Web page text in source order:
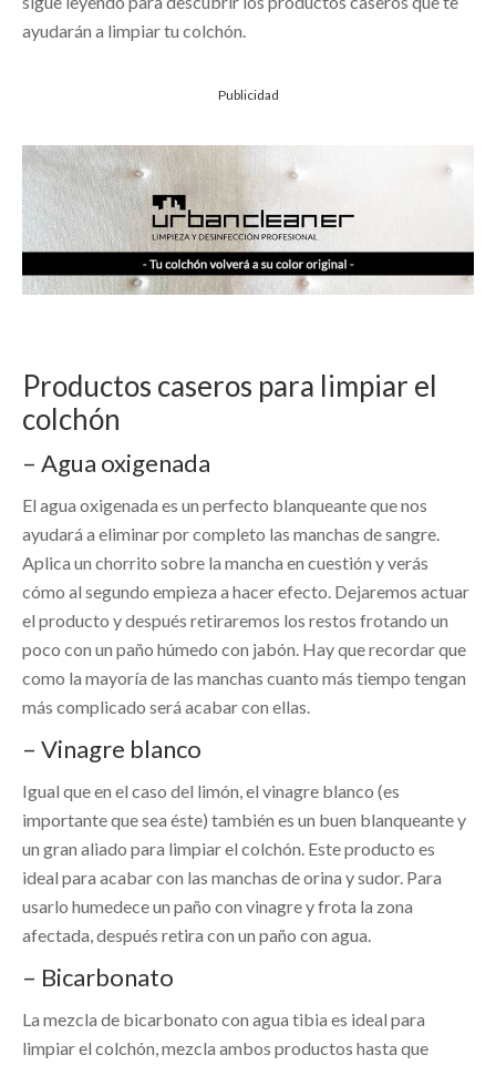
ayudarán a limpiar tu colchón.
Publicidad
Productos caseros para limpiar el
colchón
– Agua oxigenada
El agua oxigenada es un perfecto blanqueante que nos
ayudará a eliminar por completo las manchas de sangre.
Aplica un chorrito sobre la mancha en cuestión y verás
cómo al segundo empieza a hacer efecto. Dejaremos actuar
el producto y después retiraremos los restos frotando un
poco con un paño húmedo con jabón. Hay que recordar que
como la mayoría de las manchas cuanto más tiempo tengan
más complicado será acabar con ellas.
– Vinagre blanco
Igual que en el caso del limón, el vinagre blanco (es
importante que sea éste) también es un buen blanqueante y
un gran aliado para limpiar el colchón. Este producto es
ideal para acabar con las manchas de orina y sudor. Para
usarlo humedece un paño con vinagre y frota la zona
afectada, después retira con un paño con agua.
– Bicarbonato
La mezcla de bicarbonato con agua tibia es ideal para
limpiar el colchón, mezcla ambos productos hasta que